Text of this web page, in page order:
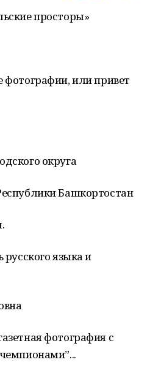
просторы»
фотографии, или привет
округа
Башкортостан
языка и
фотография с